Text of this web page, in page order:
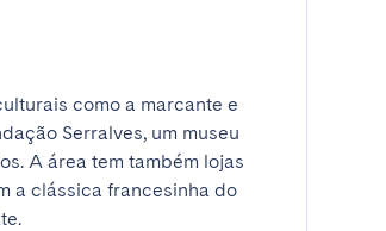
como a marcante e
Serralves, um museu
A área tem também lojas
a clássica francesinha do